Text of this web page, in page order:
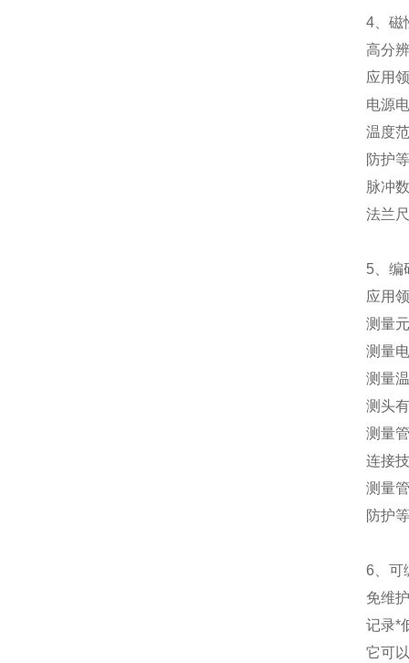
4、磁
高
应
电
温
防
脉
法
5、
应
测
测
测
测
测
连
测
防
6、可
免
记录
它可